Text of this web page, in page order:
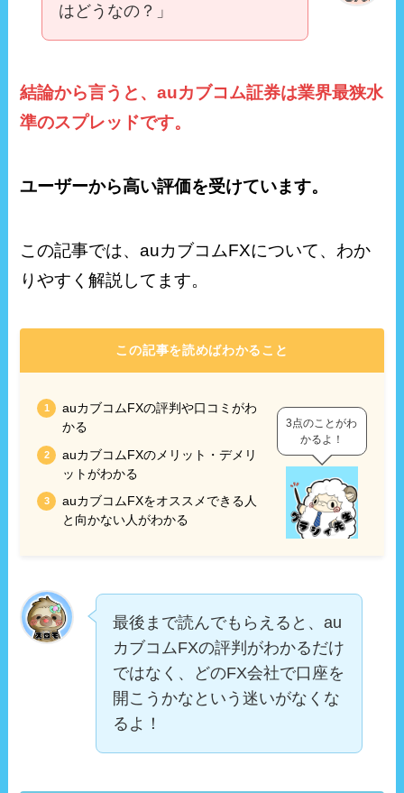
はどうなの？」
結論から言うと、auカブコム証券は業界最狭水
準のスプレッドです。
ユーザーから高い評価を受けています。
この記事では、auカブコムFXについて、わか
りやすく解説してます。
この記事を読めばわかること
auカブコムFXの評判や口コミがわ
かる
auカブコムFXのメリット・デメリ
ットがわかる
auカブコムFXをオススメできる人
と向かない人がわかる
3点のことがわ
かるよ！
最後まで読んでもらえると、au
カブコムFXの評判がわかるだけ
ではなく、どのFX会社で口座を
開こうかなという迷いがなくな
るよ！